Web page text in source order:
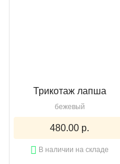
Трикотаж лапша
бежевый
480.00 р.
В наличии на складе